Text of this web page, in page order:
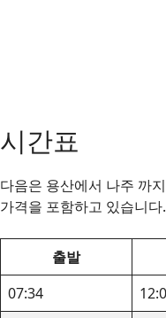
시간표
다음은 용산에서 나주 까
가격을 포함하고 있습니다.
출발
07:34